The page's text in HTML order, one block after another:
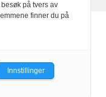
på tvers av
finner du på
Innstillinger